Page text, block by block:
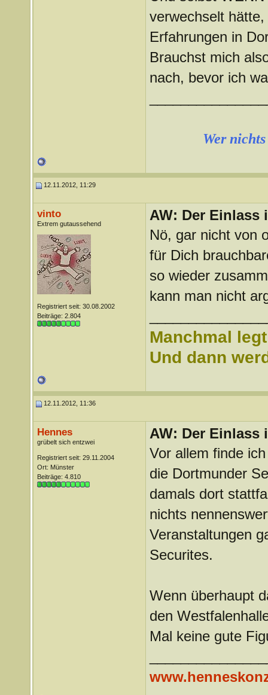
verwechselt
Erfahrungen in
Brauchst mich
nach, bevor ich
Wer
12.11.2012, 11:29
vinto
Extrem gutaussehend
Registriert seit: 30.08.2002
Beiträge: 2.804
AW: Der Einlass
Nö, gar nicht von
für Dich
so wieder
kann man nicht
Manchmal
Und dann
12.11.2012, 11:36
Hennes
grübelt sich entzwei
Registriert seit: 29.11.2004
Ort: Münster
Beiträge: 4.810
AW: Der Einlass
Vor allem finde
die Dortmunder
damals dort
nichts
Veranstaltungen
Securites.
Wenn überhaupt
den
Mal keine gute